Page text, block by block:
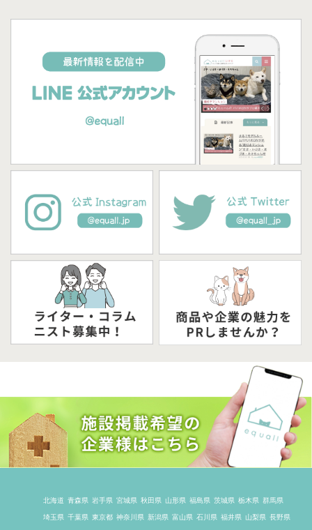
北海道 青森県 岩手県 宮城県 秋田県 山形県 福島県 茨城県 栃木県 群馬県
埼玉県 千葉県 東京都 神奈川県 新潟県 富山県 石川県 福井県 山梨県 長野県